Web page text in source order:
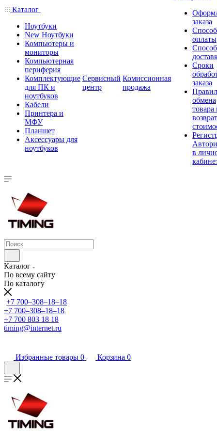
Каталог
Ноутбуки
New Ноутбуки
Компьютеры и
мониторы
Компьютерная
периферия
Комплектующие
для ПК и
ноутбуков
Кабели
Принтера и
МФУ
Планшет
Аксессуары для
ноутбуков
Сервисный
центр
Комиссионная
продажа
заказа
оплаты
Сроки
заказа
обмена
товара
в
Каталог
По всему сайту
По каталогу
+7 700‒308‒18‒18
+7 700‒308‒18‒18
+7 700 803 18 18
timing@internet.ru
Избранные товары 0 Корзина 0